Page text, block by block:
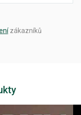
zákazníků